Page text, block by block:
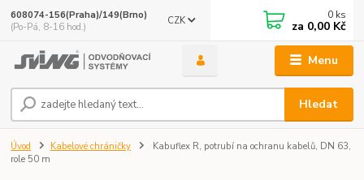
Menu
CZK
Hledat
608074-156(Praha)/149(Brno)
(Po-Pá, 8-16 hod.)
0 ks
za 0,00 Kč
Úvod Kabelové chráničky
Kabuflex R, potrubí na ochranu kabelů, DN 63,
role 50 m